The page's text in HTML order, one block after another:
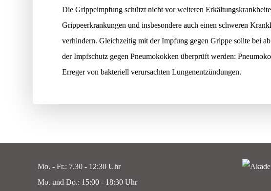
Die Grippeimpfung schützt nicht vor weiteren
Grippeerkrankungen und insbesondere auch einen schweren
verhindern. Gleichzeitig mit der Impfung gegen Grippe sollte bei
der Impfschutz gegen Pneumokokken überprüft werden:
Erreger von bakteriell verursachten Lungenentzündungen.
Mo. - Fr.: 7.30 - 12:30 Uhr
Mo. und Do.: 15:00 - 18:30 Uhr